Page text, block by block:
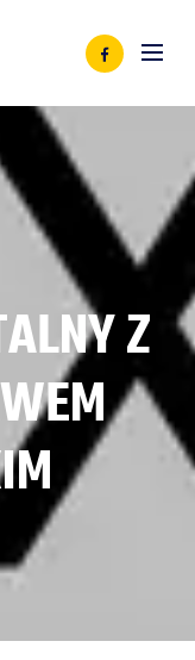
Z